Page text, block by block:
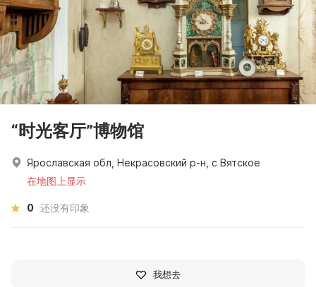
“时光客厅”博物馆
Ярославская обл, Некрасовский р-н, с Вятское
在地图上显示
0 还没有印象
我想去